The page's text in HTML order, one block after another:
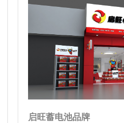
启旺蓄电池品牌